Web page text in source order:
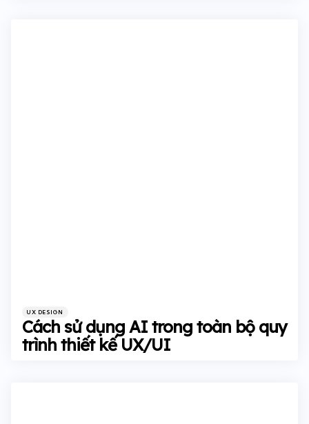
Categories
Posted
in
UX DESIGN
Cách sử dụng AI trong toàn bộ quy
trình thiết kế UX/UI